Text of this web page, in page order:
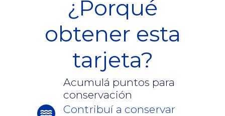
¿Porqué
obtener esta
tarjeta?
Acumulá puntos para
conservación
Contribuí a conservar